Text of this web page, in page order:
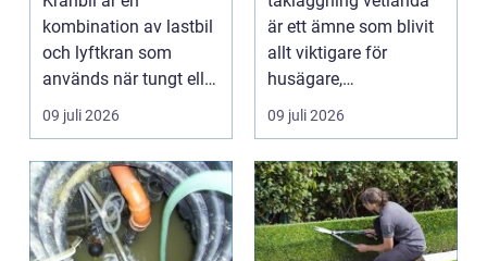
kombination av lastbil
och lyftkran som
används när tungt eller
skrymma...
09 juli 2026
är ett ämne som blivit
allt viktigare för
husägare,
bostadsrättsföreningar
och ...
09 juli 2026